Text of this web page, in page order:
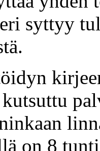
syttyy
on 8